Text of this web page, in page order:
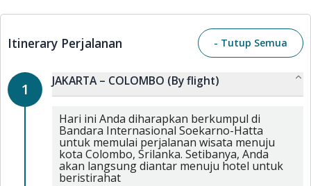
Itinerary Perjalanan - Tutup Semua
1 JAKARTA – COLOMBO (By flight)
Hari ini Anda diharapkan berkumpul di
Bandara Internasional Soekarno-Hatta
untuk memulai perjalanan wisata menuju
kota Colombo, Srilanka. Setibanya, Anda
akan langsung diantar menuju hotel untuk
beristirahat